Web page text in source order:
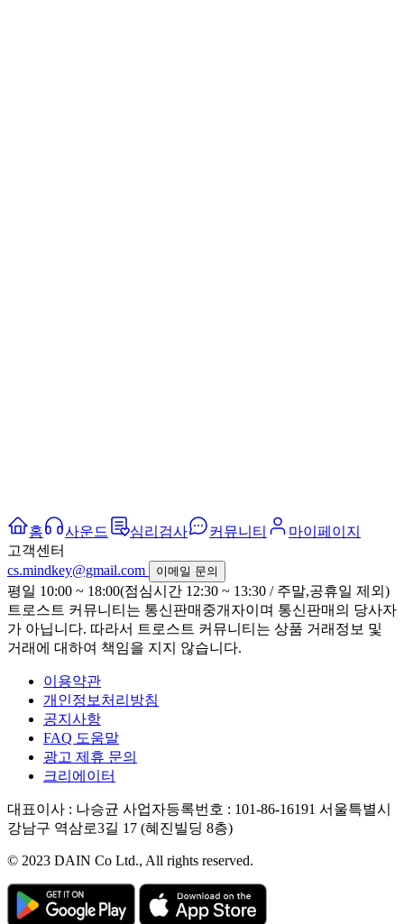
홈 사운드 심리검사 커뮤니티
마이페이지
고객센터
cs.mindkey@gmail.com
이메일 문의
평일 10:00 ~ 18:00(점심시간 12:30 ~ 13:30 / 주말,공휴일 제외)
트로스트 커뮤니티는 통신판매중개자이며 통신판매의 당사자
가 아닙니다. 따라서 트로스트 커뮤니티는 상품 거래정보 및
거래에 대하여 책임을 지지 않습니다.
이용약관
개인정보처리방침
공지사항
FAQ 도움말
광고 제휴 문의
크리에이터
대표이사 : 나승균 사업자등록번호 : 101-86-16191 서울특별시
강남구 역삼로3길 17 (혜진빌딩 8층)
© 2023 DAIN Co Ltd., All rights reserved.